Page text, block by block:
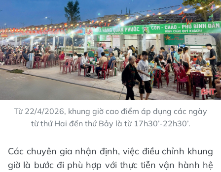
Từ 22/4/2026, khung giờ cao điểm áp dụng các ngày
từ thứ Hai đến thứ Bảy là từ 17h30’-22h30’.
Các chuyên gia nhận định, việc điều chỉnh khung
giờ là bước đi phù hợp với thực tiễn vận hành hệ